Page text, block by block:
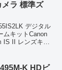
ラ 標準ズ
デジタル
ムキットCanon
IS II レンズキッ
K HDビ